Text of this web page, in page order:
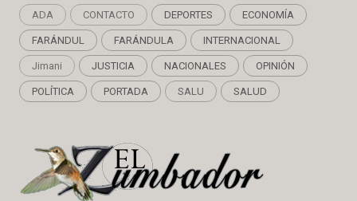
ADA CONTACTO DEPORTES ECONOMÍA
FARÁNDUL FARÁNDULA INTERNACIONAL
Jimani JUSTICIA NACIONALES OPINIÓN
POLÍTICA PORTADA SALU SALUD